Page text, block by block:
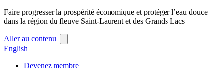
Faire progresser la prospérité économique et protéger l’eau douce
dans la région du fleuve Saint-Laurent et des Grands Lacs
Aller au contenu
English
Devenez membre